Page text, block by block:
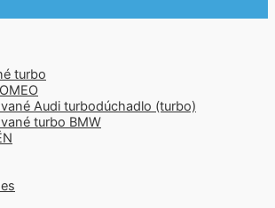
turbo
Audi turbodúchadlo (turbo)
turbo BMW